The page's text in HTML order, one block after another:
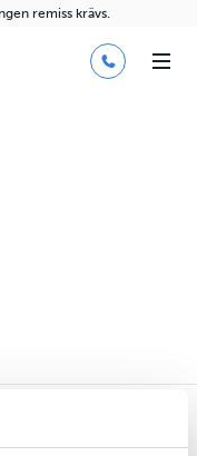
remiss krävs.